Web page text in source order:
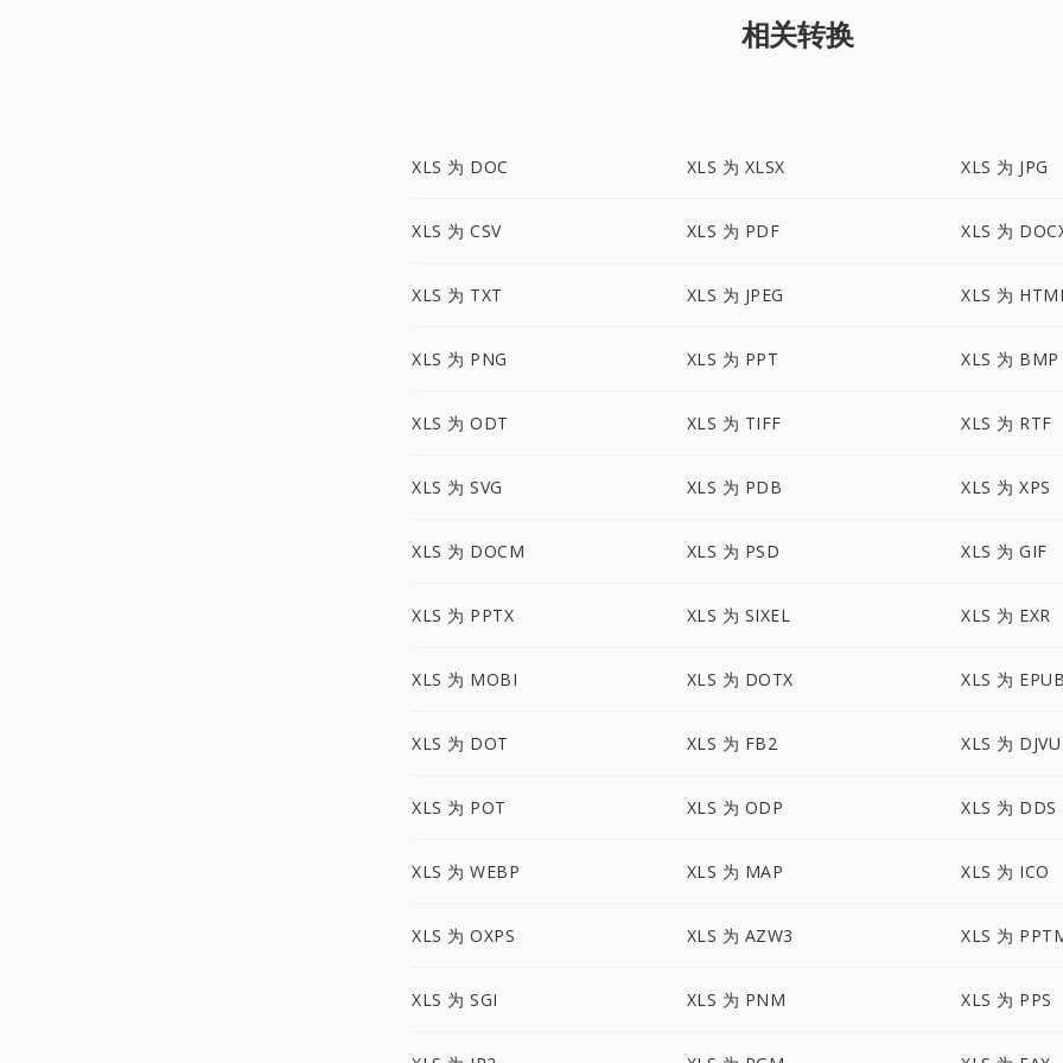
相关转换
XLS 为 DOC XLS 为 XLSX XLS 为 JPG
XLS 为 CSV XLS 为 PDF XLS 为
XLS 为 TXT XLS 为 JPEG XLS 为
XLS 为 PNG XLS 为 PPT XLS 为 BMP
XLS 为 ODT XLS 为 TIFF XLS 为 RTF
XLS 为 SVG XLS 为 PDB XLS 为 XPS
XLS 为 DOCM XLS 为 PSD XLS 为 GIF
XLS 为 PPTX XLS 为 SIXEL XLS 为 EXR
XLS 为 MOBI XLS 为 DOTX XLS 为
XLS 为 DOT XLS 为 FB2 XLS 为 DJVU
XLS 为 POT XLS 为 ODP XLS 为 DDS
XLS 为 WEBP XLS 为 MAP XLS 为 ICO
XLS 为 OXPS XLS 为 AZW3 XLS 为
XLS 为 SGI XLS 为 PNM XLS 为 PPS